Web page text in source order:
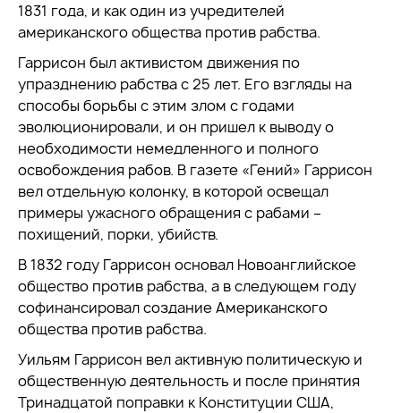
1831 года, и как один из учредителей
американского общества против рабства.
Гаррисон был активистом движения по
упразднению рабства с 25 лет. Его взгляды на
способы борьбы с этим злом с годами
эволюционировали, и он пришел к выводу о
необходимости немедленного и полного
освобождения рабов. В газете «Гений» Гаррисон
вел отдельную колонку, в которой освещал
примеры ужасного обращения с рабами –
похищений, порки, убийств.
В 1832 году Гаррисон основал Новоанглийское
общество против рабства, а в следующем году
софинансировал создание Американского
общества против рабства.
Уильям Гаррисон вел активную политическую и
общественную деятельность и после принятия
Тринадцатой поправки к Конституции США,